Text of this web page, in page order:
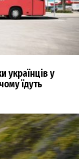
українців у
їдуть